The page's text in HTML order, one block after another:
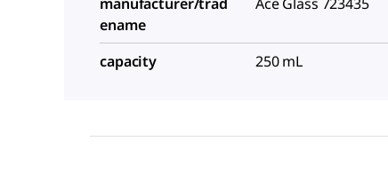
ename
capacity 250 mL